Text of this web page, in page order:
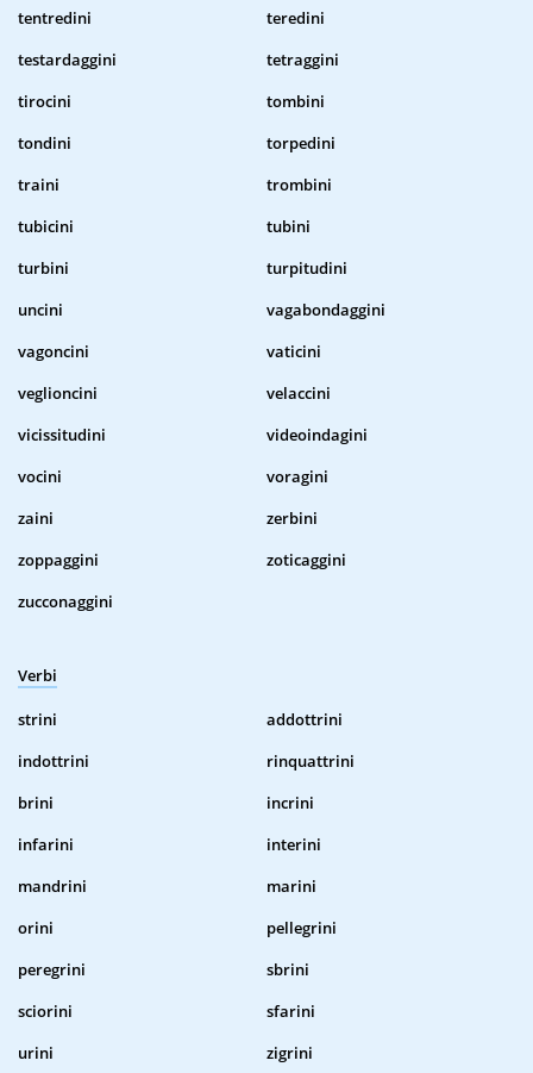
tentredini
teredini
testardaggini
tetraggini
tirocini
tombini
tondini
torpedini
traini
trombini
tubicini
tubini
turbini
turpitudini
uncini
vagabondaggini
vagoncini
vaticini
veglioncini
velaccini
vicissitudini
videoindagini
vocini
voragini
zaini
zerbini
zoppaggini
zoticaggini
zucconaggini
Verbi
strini
addottrini
indottrini
rinquattrini
brini
incrini
infarini
interini
mandrini
marini
orini
pellegrini
peregrini
sbrini
sciorini
sfarini
urini
zigrini